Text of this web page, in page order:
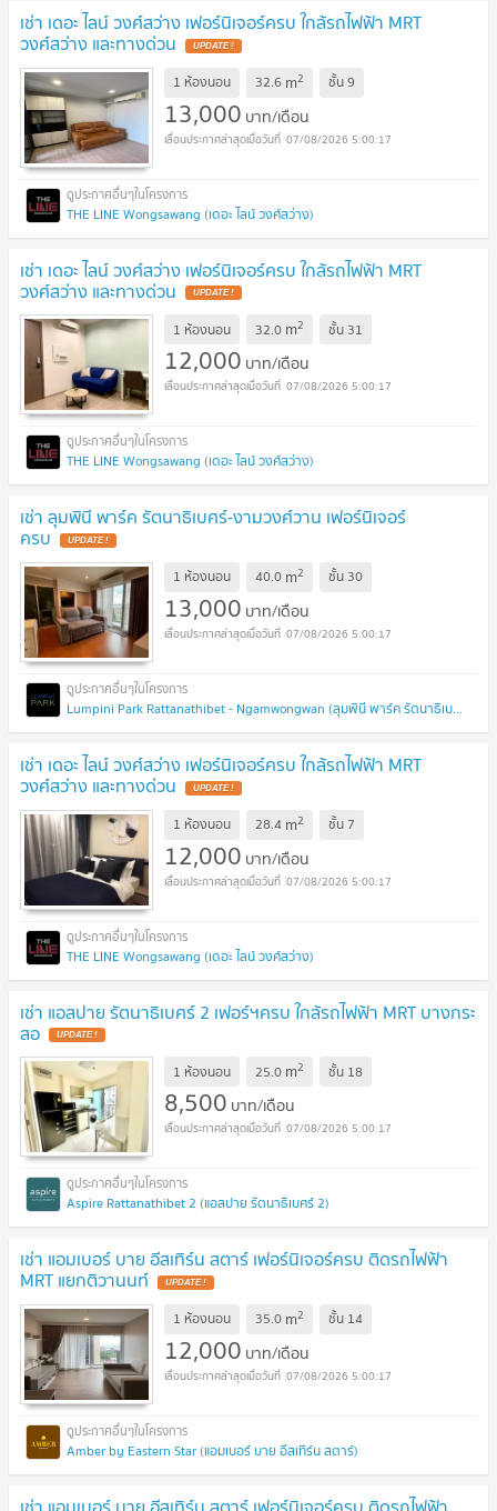
เช่า เดอะ ไลน์ วงศ์สว่าง เฟอร์นิเจอร์ครบ ใกล้รถไฟฟ้า MRT
วงศ์สว่าง และทางด่วน
1 ห้องนอน 32.6 m2 ชั้น9
13,000 บาท/เดือน
07/08/2026 5:00:17
THE LINE Wongsawang (เดอะ ไลน์ วงศ์สว่าง)
เช่า เดอะ ไลน์ วงศ์สว่าง เฟอร์นิเจอร์ครบ ใกล้รถไฟฟ้า MRT
วงศ์สว่าง และทางด่วน
1 ห้องนอน 32.0 m2 ชั้น 31
12,000 บาท/เดือน
07/08/2026 5:00:17
THE LINE Wongsawang (เดอะ ไลน์ วงศ์สว่าง)
เช่า ลุมพินี พาร์ค รัตนาธิเบศร์-งามวงศ์วาน เฟอร์นิเจอร์
ครบ
1 ห้องนอน 40.0 m2 ชั้น 30
13,000 บาท/เดือน
07/08/2026 5:00:17
Lumpini Park Rattanathibet - Ngamwongwan (ลุมพินี พาร์ค รัตนาธิเบศร์ - งามวงศ์วาน)
เช่า เดอะ ไลน์ วงศ์สว่าง เฟอร์นิเจอร์ครบ ใกล้รถไฟฟ้า MRT
วงศ์สว่าง และทางด่วน
1 ห้องนอน 28.4 m2 ชั้น 7
12,000 บาท/เดือน
07/08/2026 5:00:17
THE LINE Wongsawang (เดอะ ไลน์ วงศ์สว่าง)
เช่า แอสปาย รัตนาธิเบศร์ 2 เฟอร์ฯครบ ใกล้รถไฟฟ้า MRT บางกระ
สอ
1 ห้องนอน 25.0 m2 ชั้น 18
8,500 บาท/เดือน
07/08/2026 5:00:17
Aspire Rattanathibet 2 (แอสปาย รัตนาธิเบศร์ 2)
เช่า แอมเบอร์ บาย อีสเทิร์น สตาร์ เฟอร์นิเจอร์ครบ ติดรถไฟฟ้า
MRT แยกติวานนท์
1 ห้องนอน 35.0 m2 ชั้น 14
12,000 บาท/เดือน
07/08/2026 5:00:17
Amber by Eastern Star (แอมเบอร์ บาย อีสเทิร์น สตาร์)